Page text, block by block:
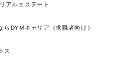
アルエステート
DYMキャリア（求職者向け）
ス